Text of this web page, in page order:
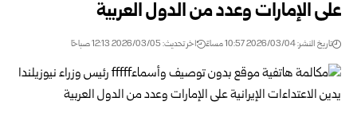
على الإمارات وعدد من الدول العربية
تاريخ النشر: 2026/03/04 10:57 مساءً اخر تحديث: 2026/03/05 12:13 صباحًا